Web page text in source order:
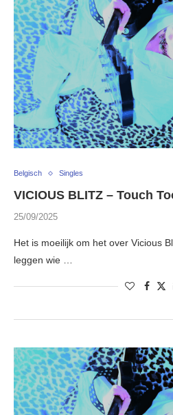
Belgisch Singles
VICIOUS BLITZ – Touch
25/09/2025
Het is moeilijk om het over Vicious
leggen wie …